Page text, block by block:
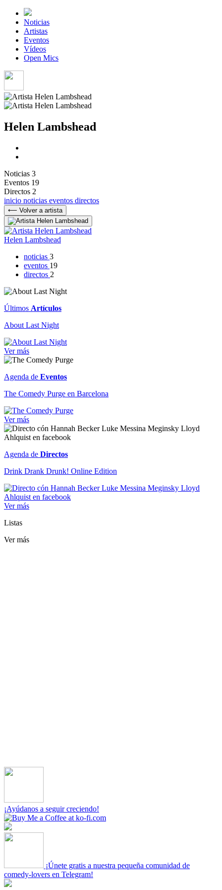
Noticias
Artistas
Eventos
Vídeos
Open Mics
Helen Lambshead
Noticias 3
Eventos 19
Directos 2
inicio noticias eventos directos
⟵ Volver a artista
Helen Lambshead
noticias 3
eventos 19
directos 2
Últimos Artículos
About Last Night
Ver más
Agenda de Eventos
The Comedy Purge en Barcelona
Ver más
Agenda de Directos
Drink Drank Drunk! Online Edition
Ver más
Listas
Ver más
¡Ayúdanos a seguir creciendo!
¡Únete gratis a nuestra pequeña comunidad de
comedy-lovers en Telegram!